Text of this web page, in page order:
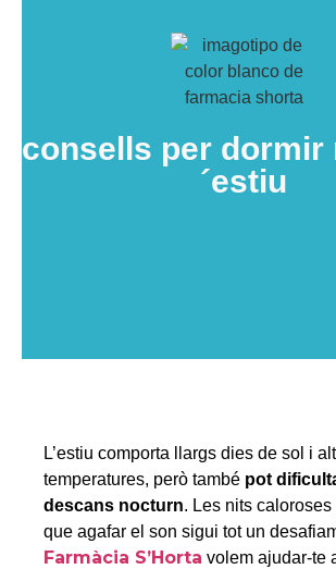
consells per dormir
´estiu
L’estiu comporta llargs dies de sol i
temperatures, però també pot
descans nocturn. Les nits
que agafar el son sigui tot un
Farmàcia S’Horta volem ajudar-te